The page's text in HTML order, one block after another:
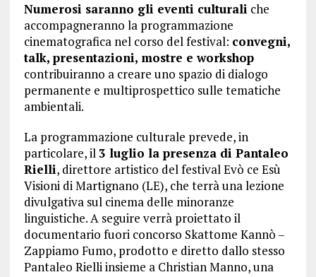
Numerosi saranno gli eventi culturali che
accompagneranno la programmazione
cinematografica nel corso del festival: convegni,
talk, presentazioni, mostre e workshop
contribuiranno a creare uno spazio di dialogo
permanente e multiprospettico sulle tematiche
ambientali.
La programmazione culturale prevede, in
particolare, il3 luglio la presenza di Pantaleo
Rielli, direttore artistico del festival Evò ce Esù
Visioni di Martignano (LE), che terrà una lezione
divulgativa sul cinema delle minoranze
linguistiche. A seguire verrà proiettato il
documentario fuori concorso Skattome Kannò –
Zappiamo Fumo, prodotto e diretto dallo stesso
Pantaleo Rielli insieme a Christian Manno, una